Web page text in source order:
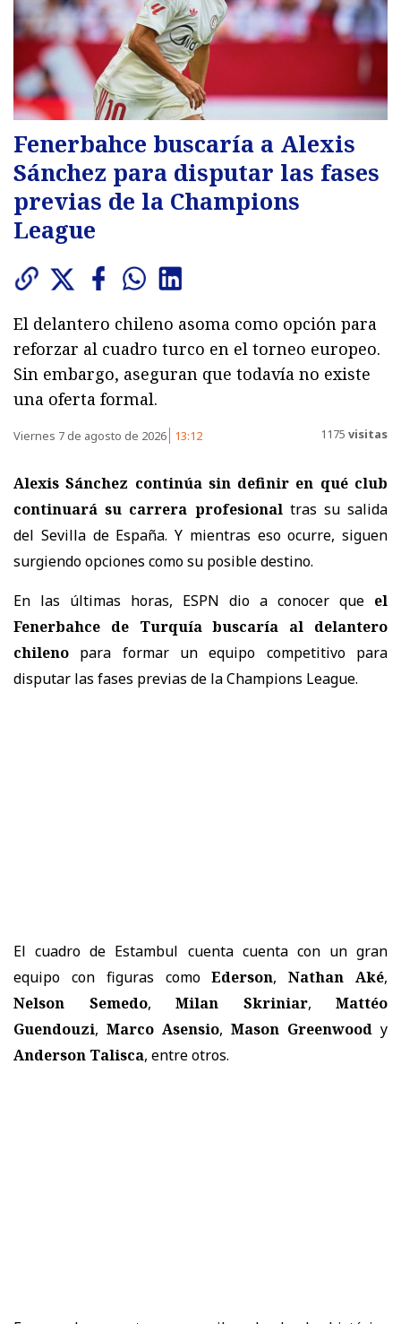
Fenerbahce buscaría a Alexis
Sánchez para disputar las fases
previas de la Champions
League
El delantero chileno asoma como opción para
reforzar al cuadro turco en el torneo europeo.
Sin embargo, aseguran que todavía no existe
una oferta formal.
Viernes 7 de agosto de 2026 13:12 1175 visitas
Alexis Sánchez continúa sin definir en qué club
continuará su carrera profesionaltras su salida
del Sevilla de España. Y mientras eso ocurre, siguen
surgiendo opciones como su posible destino.
En las últimas horas, ESPN dio a conocer que el
Fenerbahce de Turquía buscaría al delantero
chileno para formar un equipo competitivo para
disputar las fases previas de la Champions League.
El cuadro de Estambul cuenta cuenta con un gran
equipo con figuras comoEderson,Nathan Aké,
Nelson Semedo, Milan Skriniar, Mattéo
Guendouzi, Marco Asensio, Mason Greenwood y
Anderson Talisca, entre otros.